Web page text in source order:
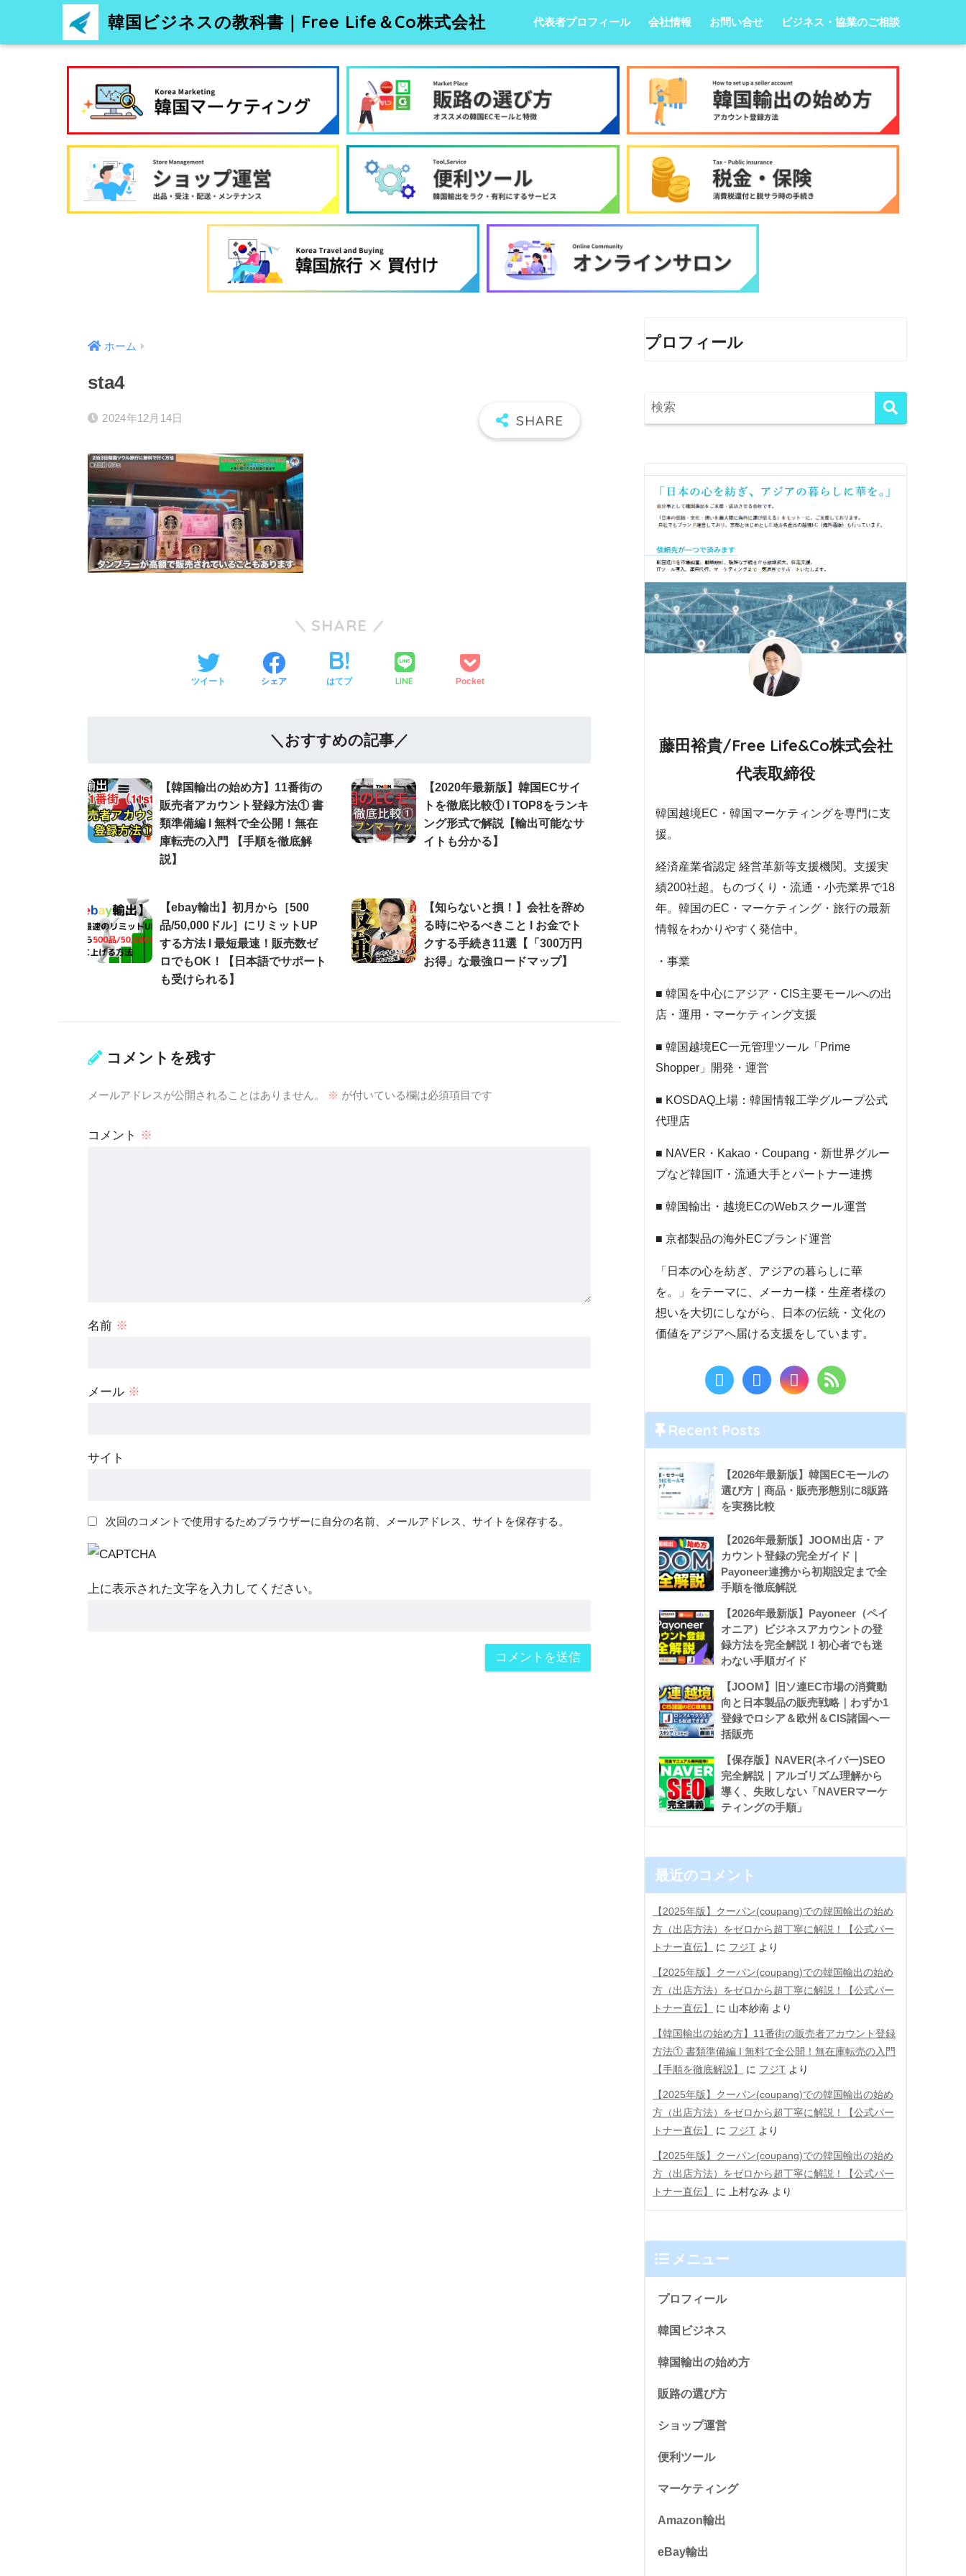
韓国ビジネスの教科書｜Free Life＆Co株式会社 代表者プロフィール 会社情報 お問い合せ ビジネス・協業のご相談
ホーム
sta4
2024年12月14日
SHARE
ツイート シェア はてブ LINE Pocket
＼おすすめの記事／
【韓国輸出の始め方】11番街の
販売者アカウント登録方法① 書
類準備編 Ι 無料で全公開！無在
庫転売の入門 【手順を徹底解
説】
【2020年最新版】韓国ECサイ
トを徹底比較① Ι TOP8をランキ
ング形式で解説【輸出可能なサ
イトも分かる】
【ebay輸出】初月から［500
品/50,000ドル］にリミットUP
する方法 Ι 最短最速！販売数ゼ
ロでもOK！【日本語でサポート
も受けられる】
【知らないと損！】会社を辞め
る時にやるべきこと Ι お金でト
クする手続き11選【「300万円
お得」な最強ロードマップ】
コメントを残す
メールアドレスが公開されることはありません。 ※ が付いている欄は必須項目です
コメント ※
名前 ※
メール ※
サイト
次回のコメントで使用するためブラウザーに自分の名前、メールアドレス、サイトを保存する。
上に表示された文字を入力してください。
プロフィール
藤田裕貴/Free Life&Co株式会社
代表取締役
韓国越境EC・韓国マーケティングを専門に支
援。
経済産業省認定 経営革新等支援機関。支援実
績200社超。ものづくり・流通・小売業界で18
年。韓国のEC・マーケティング・旅行の最新
情報をわかりやすく発信中。
・事業
■ 韓国を中心にアジア・CIS主要モールへの出
店・運用・マーケティング支援
■ 韓国越境EC一元管理ツール「Prime
Shopper」開発・運営
■ KOSDAQ上場：韓国情報工学グループ公式
代理店
■ NAVER・Kakao・Coupang・新世界グルー
プなど韓国IT・流通大手とパートナー連携
■ 韓国輸出・越境ECのWebスクール運営
■ 京都製品の海外ECブランド運営
「日本の心を紡ぎ、アジアの暮らしに華
を。」をテーマに、メーカー様・生産者様の
想いを大切にしながら、日本の伝統・文化の
価値をアジアへ届ける支援をしています。
Recent Posts
【2026年最新版】韓国ECモールの
選び方｜商品・販売形態別に8販路
を実務比較
【2026年最新版】JOOM出店・ア
カウント登録の完全ガイド｜
Payoneer連携から初期設定まで全
手順を徹底解説
【2026年最新版】Payoneer（ペイ
オニア）ビジネスアカウントの登
録方法を完全解説！初心者でも迷
わない手順ガイド
【JOOM】旧ソ連EC市場の消費動
向と日本製品の販売戦略｜わずか1
登録でロシア＆欧州＆CIS諸国へ一
括販売
【保存版】NAVER(ネイバー)SEO
完全解説｜アルゴリズム理解から
導く、失敗しない「NAVERマーケ
ティングの手順」
最近のコメント
【2025年版】クーパン(coupang)での韓国輸出の始め
方（出店方法）をゼロから超丁寧に解説！【公式パー
トナー直伝】
に フジT より
【2025年版】クーパン(coupang)での韓国輸出の始め
方（出店方法）をゼロから超丁寧に解説！【公式パー
トナー直伝】
に 山本紗南 より
【韓国輸出の始め方】11番街の販売者アカウント登録
方法① 書類準備編 Ι 無料で全公開！無在庫転売の入門
【手順を徹底解説】
に フジT より
【2025年版】クーパン(coupang)での韓国輸出の始め
方（出店方法）をゼロから超丁寧に解説！【公式パー
トナー直伝】
に フジT より
【2025年版】クーパン(coupang)での韓国輸出の始め
方（出店方法）をゼロから超丁寧に解説！【公式パー
トナー直伝】
に 上村なみ より
メニュー
プロフィール
韓国ビジネス
韓国輸出の始め方
販路の選び方
ショップ運営
便利ツール
マーケティング
Amazon輸出
eBay輸出